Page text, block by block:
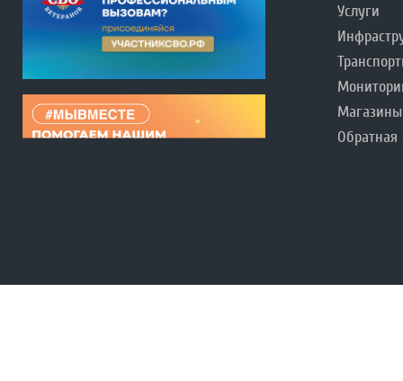
Услуги
Магазины
Обратная